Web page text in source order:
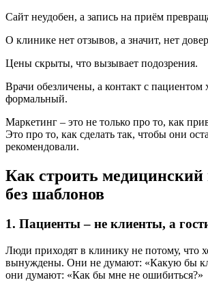
Сайт неудобен, а запись на приём
О клинике нет отзывов, а значит, нет
Цены скрыты, что вызывает подозрения.
Врачи обезличены, а контакт с пациентом
формальный.
Маркетинг – это не только про то, как
Это про то, как сделать так, чтобы они
рекомендовали.
Как строить медицинский
без шаблонов
1. Пациенты – не клиенты, а
Люди приходят в клинику не потому, что
вынуждены. Они не думают: «Какую бы
они думают: «Как бы мне не ошибиться?»